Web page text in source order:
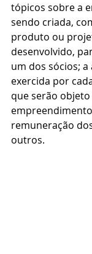
tópicos sobre a
sendo criada,
produto ou
desenvolvido,
um dos sócios;
exercida por
que serão
remuneração
outros.